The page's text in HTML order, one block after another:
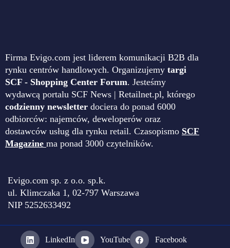
Firma Evigo.com jest liderem komunikacji B2B dla
rynku centrów handlowych. Organizujemy targi
SCF - Shopping Center Forum. Jesteśmy
wydawcą portalu SCF News | Retailnet.pl, którego
codzienny newsletter dociera do ponad 6000
odbiorców: najemców, deweloperów oraz
dostawców usług dla rynku retail. Czasopismo SCF
Magazine ma ponad 3000 czytelników.
Evigo.com sp. z o.o. sp.k.
ul. Klimczaka 1, 02-797 Warszawa
NIP 5252633492
LinkedIn YouTube Facebook